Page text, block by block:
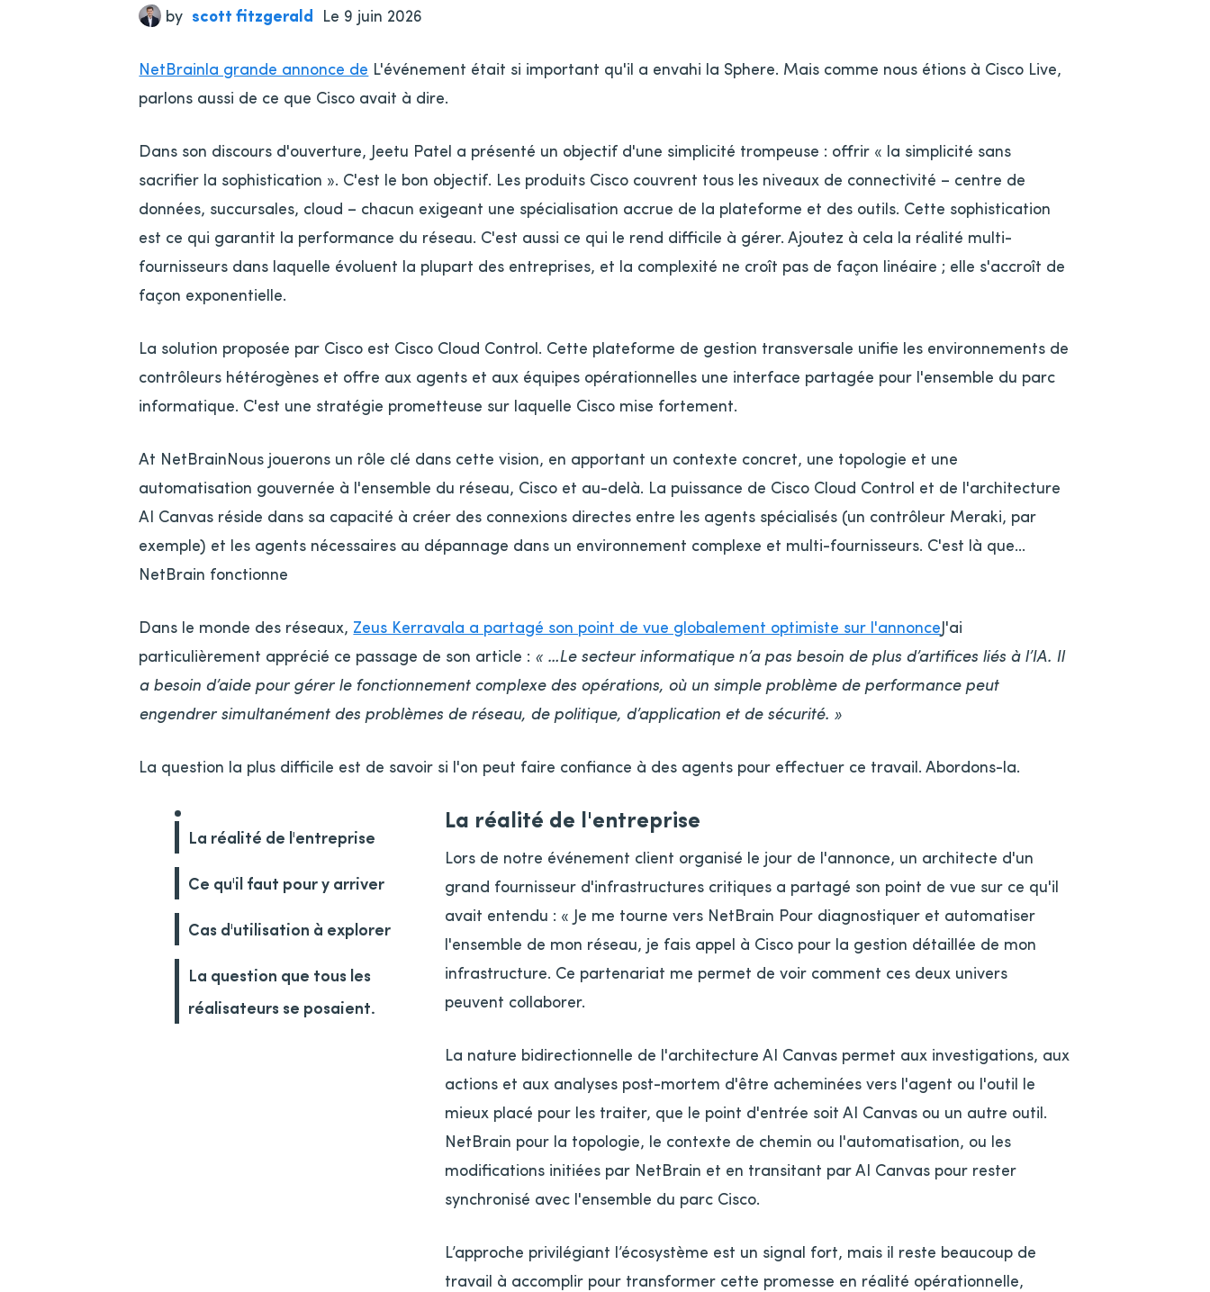
by scott fitzgerald Le 9 juin 2026
NetBrainla grande annonce de L'événement était si important qu'il a envahi la Sphere. Mais comme nous étions à Cisco Live,
parlons aussi de ce que Cisco avait à dire.
Dans son discours d'ouverture, Jeetu Patel a présenté un objectif d'une simplicité trompeuse : offrir « la simplicité sans
sacrifier la sophistication ». C'est le bon objectif. Les produits Cisco couvrent tous les niveaux de connectivité – centre de
données, succursales, cloud – chacun exigeant une spécialisation accrue de la plateforme et des outils. Cette sophistication
est ce qui garantit la performance du réseau. C'est aussi ce qui le rend difficile à gérer. Ajoutez à cela la réalité multi-
fournisseurs dans laquelle évoluent la plupart des entreprises, et la complexité ne croît pas de façon linéaire ; elle s'accroît de
façon exponentielle.
La solution proposée par Cisco est Cisco Cloud Control. Cette plateforme de gestion transversale unifie les environnements de
contrôleurs hétérogènes et offre aux agents et aux équipes opérationnelles une interface partagée pour l'ensemble du parc
informatique. C'est une stratégie prometteuse sur laquelle Cisco mise fortement.
At NetBrainNous jouerons un rôle clé dans cette vision, en apportant un contexte concret, une topologie et une
automatisation gouvernée à l'ensemble du réseau, Cisco et au-delà. La puissance de Cisco Cloud Control et de l'architecture
AI Canvas réside dans sa capacité à créer des connexions directes entre les agents spécialisés (un contrôleur Meraki, par
exemple) et les agents nécessaires au dépannage dans un environnement complexe et multi-fournisseurs. C'est là que…
NetBrain fonctionne
Dans le monde des réseaux, Zeus Kerravala a partagé son point de vue globalement optimiste sur l'annonceJ'ai
particulièrement apprécié ce passage de son article : « …Le secteur informatique n’a pas besoin de plus d’artifices liés à l’IA. Il
a besoin d’aide pour gérer le fonctionnement complexe des opérations, où un simple problème de performance peut
engendrer simultanément des problèmes de réseau, de politique, d’application et de sécurité. »
La question la plus difficile est de savoir si l'on peut faire confiance à des agents pour effectuer ce travail. Abordons-la.
La réalité de l'entreprise
Ce qu'il faut pour y arriver
Cas d'utilisation à explorer
La question que tous les
réalisateurs se posaient.
La réalité de l'entreprise
Lors de notre événement client organisé le jour de l'annonce, un architecte d'un
grand fournisseur d'infrastructures critiques a partagé son point de vue sur ce qu'il
avait entendu : « Je me tourne vers NetBrain Pour diagnostiquer et automatiser
l'ensemble de mon réseau, je fais appel à Cisco pour la gestion détaillée de mon
infrastructure. Ce partenariat me permet de voir comment ces deux univers
peuvent collaborer.
La nature bidirectionnelle de l'architecture AI Canvas permet aux investigations, aux
actions et aux analyses post-mortem d'être acheminées vers l'agent ou l'outil le
mieux placé pour les traiter, que le point d'entrée soit AI Canvas ou un autre outil.
NetBrain pour la topologie, le contexte de chemin ou l'automatisation, ou les
modifications initiées par NetBrain et en transitant par AI Canvas pour rester
synchronisé avec l'ensemble du parc Cisco.
L’approche privilégiant l’écosystème est un signal fort, mais il reste beaucoup de
travail à accomplir pour transformer cette promesse en réalité opérationnelle,